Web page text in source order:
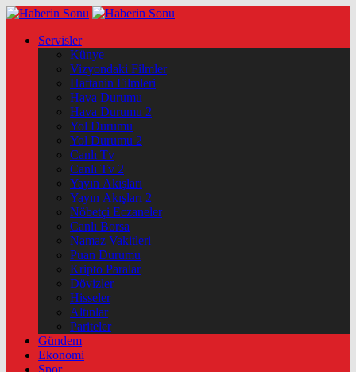
Servisler
Künye
Vizyondaki Filmler
Haftanin Filmleri
Hava Durumu
Hava Durumu 2
Yol Durumu
Yol Durumu 2
Canlı Tv
Canlı Tv 2
Yayın Akışları
Yayın Akışları 2
Nöbetçi Eczaneler
Canlı Borsa
Namaz Vakitleri
Puan Durumu
Kripto Paralar
Dövizler
Hisseler
Altınlar
Pariteler
Gündem
Ekonomi
Spor